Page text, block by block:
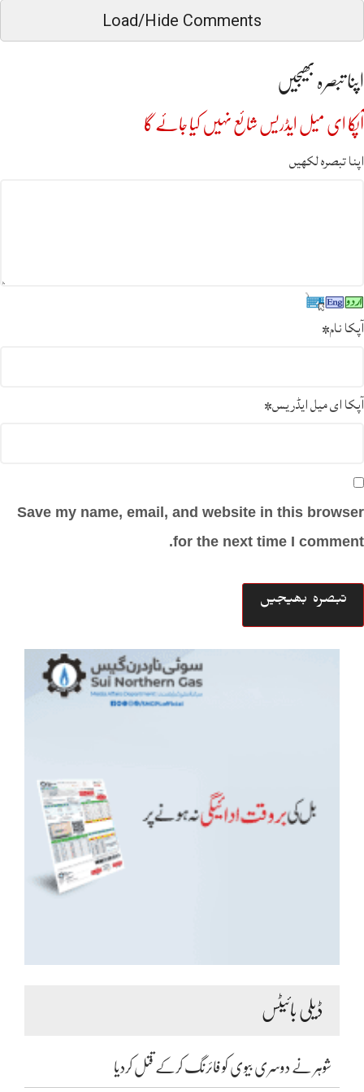
Load/Hide Comments
اپنا تبصرہ بھیجیں
آپکا ای میل ایڈریس شائع نہیں کیا جائے گا
اپنا تبصرہ لکھیں
آپکا نام*
آپکا ای میل ایڈریس*
Save my name, email, and website in this browser
for the next time I comment.
ڈیلی بائیٹس
شوہر نے دوسری بیوی کو فائرنگ کرکے قتل کردیا